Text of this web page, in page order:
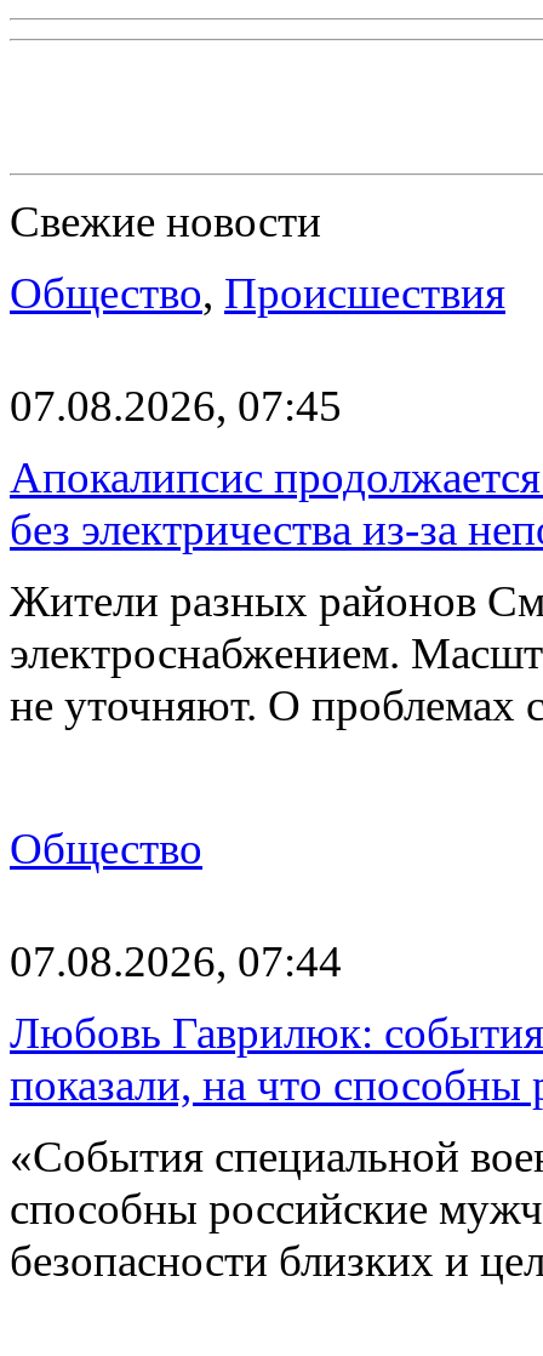
Свежие новости
Общество, Происшествия
07.08.2026, 07:45
Апокалипсис
без электричества из-за
Жители разных районов
электроснабжением.
не уточняют. О проблемах
Общество
07.08.2026, 07:44
Любовь Гаврилюк:
показали, на что
«События специальной
способны российские
безопасности близких и